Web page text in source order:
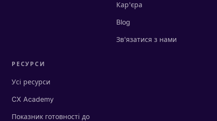
Кар'єра
Blog
Зв'язатися з нами
РЕСУРСИ
Усі ресурси
CX Academy
Показник готовності до